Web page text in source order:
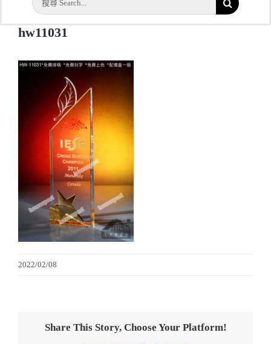
首頁
一天快取
實用系列
水晶獎座
金箔畫
意大利獎盃
旗座/旗桿
索
結
hw11031
2022/02/08
Share This Story, Choose Your Platform!